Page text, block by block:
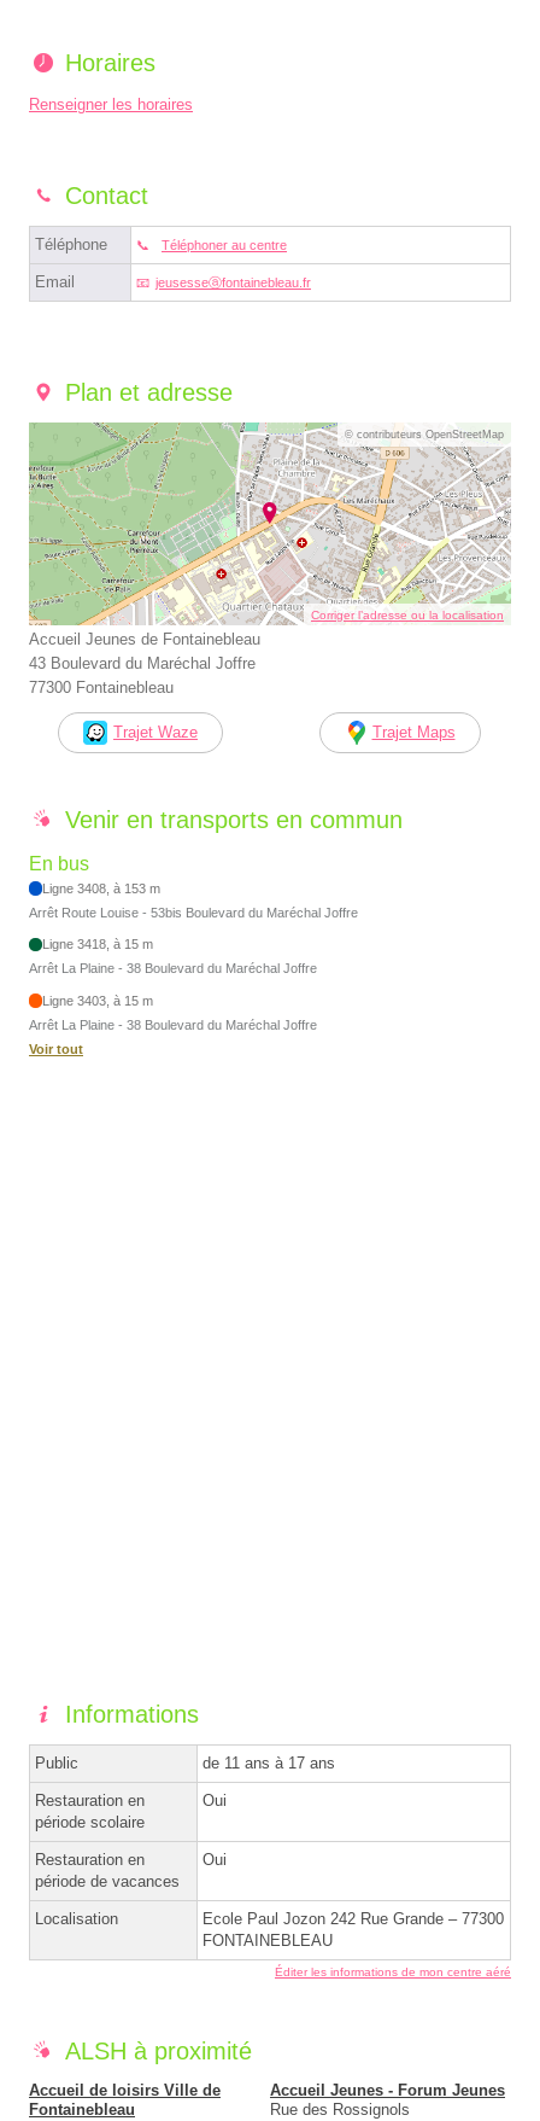
Horaires
Renseigner les horaires
Contact
Téléphone Téléphoner au centre
Email jeusesseⓐfontainebleau.fr
Plan et adresse
© contributeurs OpenStreetMap
Corriger l’adresse ou la localisation
Accueil Jeunes de Fontainebleau
43 Boulevard du Maréchal Joffre
77300 Fontainebleau
Trajet Waze Trajet Maps
Venir en transports en commun
En bus
Ligne 3408, à 153 m
Arrêt Route Louise - 53bis Boulevard du Maréchal Joffre
Ligne 3418, à 15 m
Arrêt La Plaine - 38 Boulevard du Maréchal Joffre
Ligne 3403, à 15 m
Arrêt La Plaine - 38 Boulevard du Maréchal Joffre
Voir tout
Informations
Public de 11 ans à 17 ans
Restauration en
période scolaire
Oui
Restauration en
période de vacances
Oui
Localisation
Ecole Paul Jozon 242 Rue Grande – 77300
FONTAINEBLEAU
Éditer les informations de mon centre aéré
ALSH à proximité
Accueil de loisirs Ville de
Fontainebleau
Accueil Jeunes - Forum Jeunes
Rue des Rossignols